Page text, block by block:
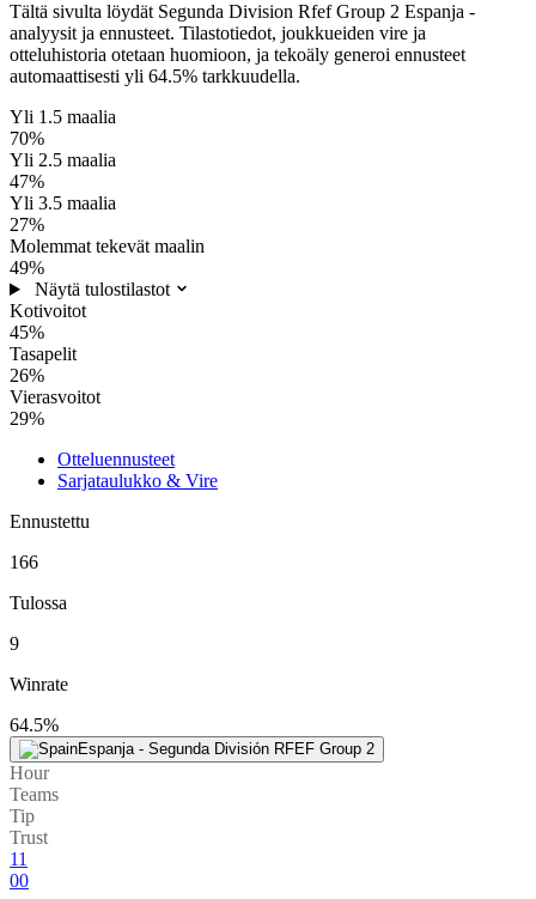
Tältä sivulta löydät Segunda Division Rfef Group 2 Espanja -
analyysit ja ennusteet. Tilastotiedot, joukkueiden vire ja
otteluhistoria otetaan huomioon, ja tekoäly generoi ennusteet
automaattisesti yli 64.5% tarkkuudella.
Yli 1.5 maalia
70%
Yli 2.5 maalia
47%
Yli 3.5 maalia
27%
Molemmat tekevät maalin
49%
Näytä tulostilastot
Kotivoitot
45%
Tasapelit
26%
Vierasvoitot
29%
Otteluennusteet
Sarjataulukko & Vire
Ennustettu
166
Tulossa
9
Winrate
64.5%
Espanja - Segunda División RFEF Group 2
Hour
Teams
Tip
Trust
11
00